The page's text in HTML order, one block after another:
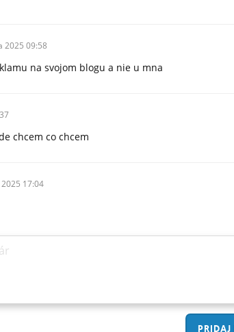
2025 09:58
na svojom blogu a nie u mna
chcem co chcem
2025 17:04
PRIDAJ